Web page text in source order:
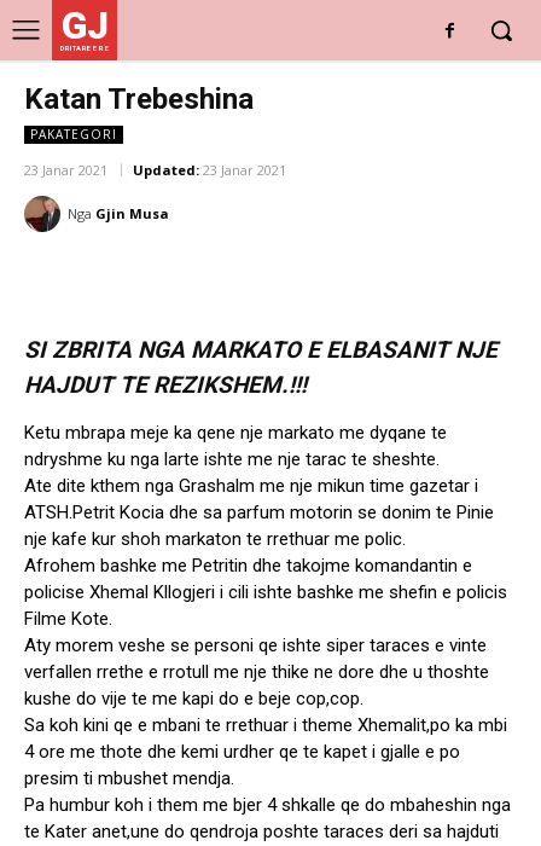
GJ
DRITARE E RE
Katan Trebeshina
PAKATEGORI
23 Janar 2021 Updated: 23 Janar 2021
Nga Gjin Musa
SI ZBRITA NGA MARKATO E ELBASANIT NJE
HAJDUT TE REZIKSHEM.!!!
Ketu mbrapa meje ka qene nje markato me dyqane te
ndryshme ku nga larte ishte me nje tarac te sheshte.
Ate dite kthem nga Grashalm me nje mikun time gazetar i
ATSH.Petrit Kocia dhe sa parfum motorin se donim te Pinie
nje kafe kur shoh markaton te rrethuar me polic.
Afrohem bashke me Petritin dhe takojme komandantin e
policise Xhemal Kllogjeri i cili ishte bashke me shefin e policis
Filme Kote.
Aty morem veshe se personi qe ishte siper taraces e vinte
verfallen rrethe e rrotull me nje thike ne dore dhe u thoshte
kushe do vije te me kapi do e beje cop,cop.
Sa koh kini qe e mbani te rrethuar i theme Xhemalit,po ka mbi
4 ore me thote dhe kemi urdher qe te kapet i gjalle e po
presim ti mbushet mendja.
Pa humbur koh i them me bjer 4 shkalle qe do mbaheshin nga
te Kater anet,une do qendroja poshte taraces deri sa hajduti